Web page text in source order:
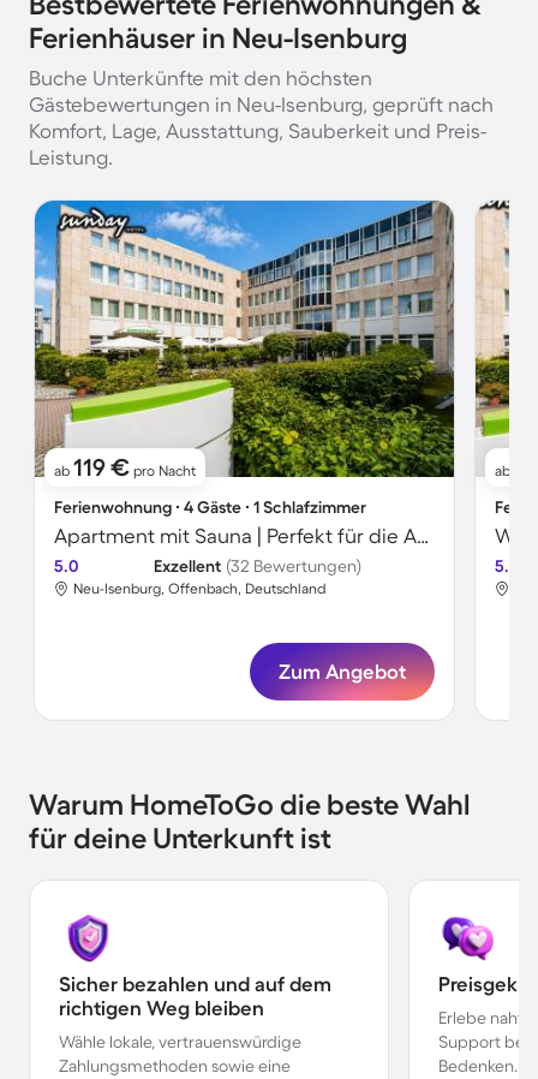
Ferienhäuser in Neu-Isenburg
Buche Unterkünfte mit den höchsten
Gästebewertungen in Neu-Isenburg, geprüft nach
Komfort, Lage, Ausstattung, Sauberkeit und Preis-
Leistung.
ab 119 € pro Nacht
Ferienwohnung ∙ 4 Gäste ∙ 1 Schlafzimmer
Apartment mit Sauna | Perfekt für die Arbeit von Zuhause | Haustiere sind willkommen
5.0 Exzellent (32 Bewertungen)
Neu-Isenburg, Offenbach, Deutschland
Zum Angebot
ab
5.0
Warum HomeToGo die beste Wahl
für deine Unterkunft ist
Sicher bezahlen und auf dem
richtigen Weg bleiben
Wähle lokale, vertrauenswürdige
Zahlungsmethoden sowie eine
Erlebe
Support bei
Bedenken.